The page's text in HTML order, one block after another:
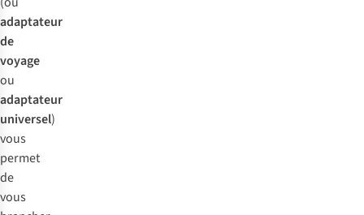
adaptateur
de
voyage
ou
adaptateur
universel)
vous
permet
de
vous